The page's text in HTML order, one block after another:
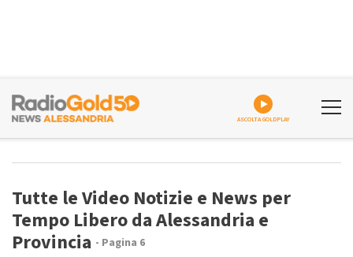
ASCOLTA GOLDPLAY
Tutte le Video Notizie e News per
Tempo Libero da Alessandria e
Provincia - Pagina 6